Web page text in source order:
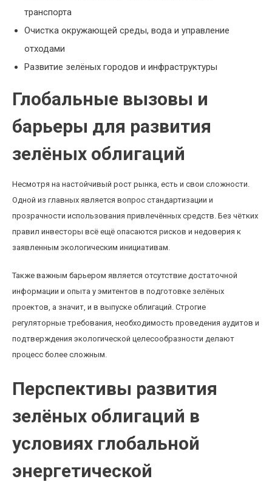
транспорта
Очистка окружающей среды, вода и управление
отходами
Развитие зелёных городов и инфраструктуры
Глобальные вызовы и
барьеры для развития
зелёных облигаций
Несмотря на настойчивый рост рынка, есть и свои сложности.
Одной из главных является вопрос стандартизации и
прозрачности использования привлечённых средств. Без чётких
правил инвесторы всё ещё опасаются рисков и недоверия к
заявленным экологическим инициативам.
Также важным барьером является отсутствие достаточной
информации и опыта у эмитентов в подготовке зелёных
проектов, а значит, и в выпуске облигаций. Строгие
регуляторные требования, необходимость проведения аудитов и
подтверждения экологической целесообразности делают
процесс более сложным.
Перспективы развития
зелёных облигаций в
условиях глобальной
энергетической